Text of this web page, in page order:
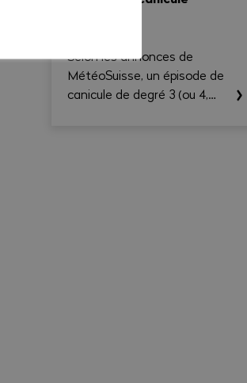
Selon les annonces de
MétéoSuisse, un épisode de
canicule de degré 3 (ou 4,